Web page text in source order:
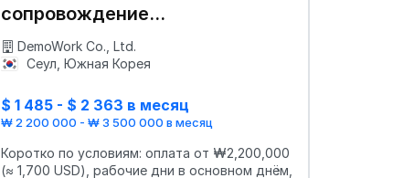
сопровождение
русскоязычных групп
DemoWork Co., Ltd.
Сеул, Южная Корея
$ 1 485 - $ 2 363 в месяц
₩ 2 200 000 - ₩ 3 500 000 в месяц
Коротко по условиям: оплата от ₩2,200,000
(≈ 1,700 USD), рабочие дни в основном днём,